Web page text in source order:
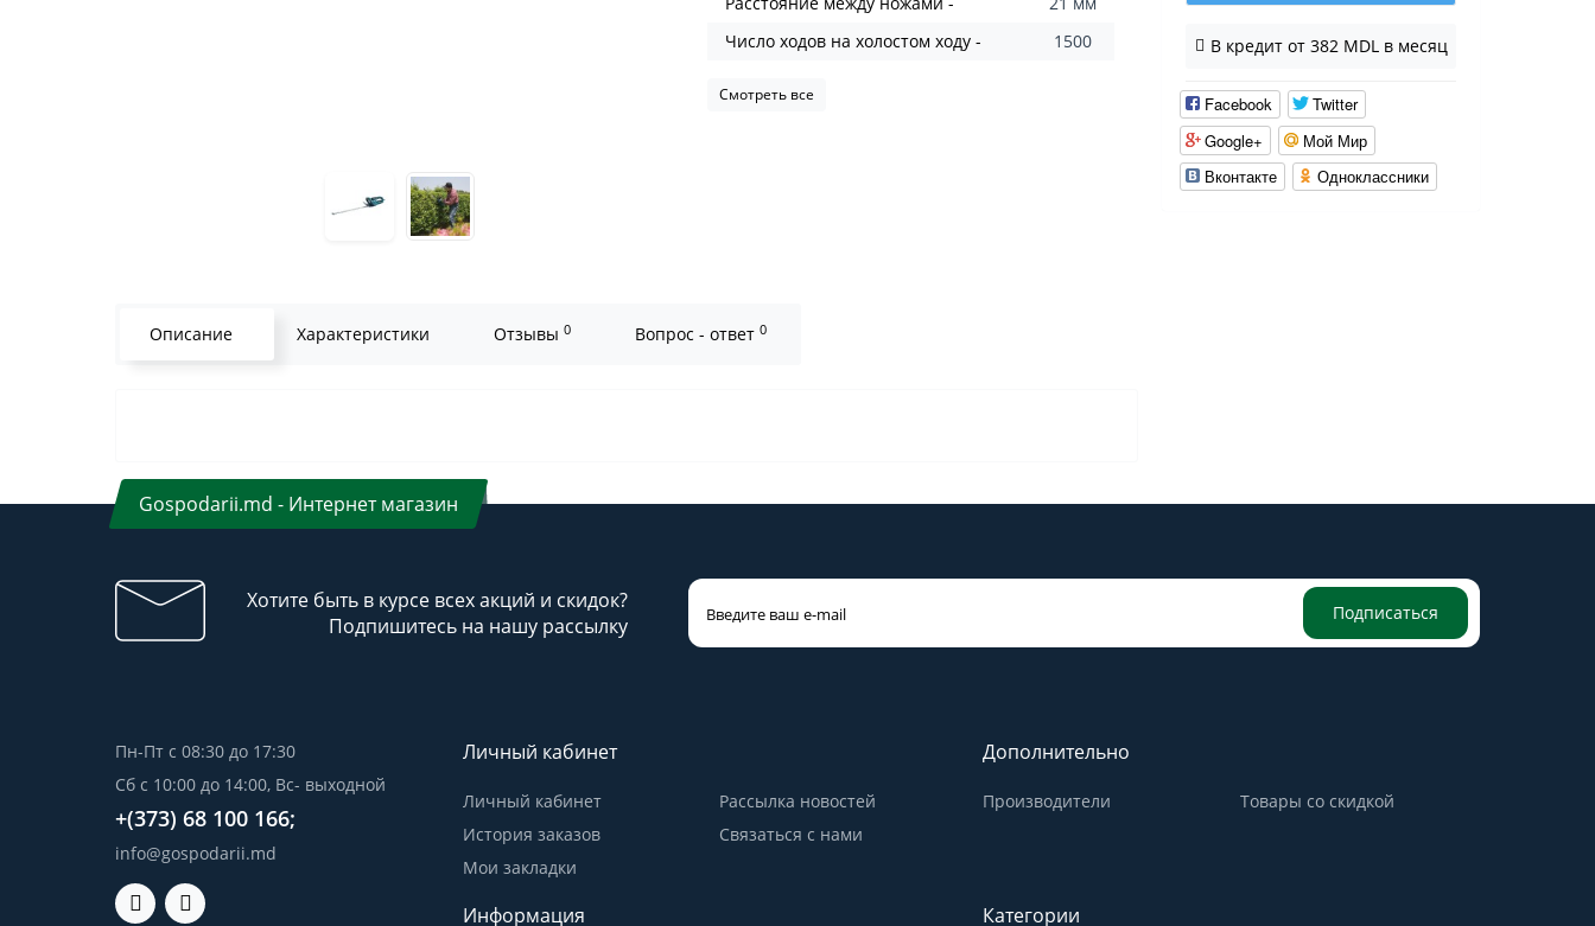
Число ходов на холостом ходу -
1500
Смотреть все
В кредит от 382 MDL в месяц
Facebook
Twitter
Google+
Мой Мир
Вконтакте
Одноклассники
Описание Характеристики Отзывы 0 Вопрос - ответ 0
Gospodarii.md - Интернет магазин
Хотите быть в курсе всех акций и скидок?
Подпишитесь на нашу рассылку
Подписаться
Пн-Пт с 08:30 до 17:30
Сб с 10:00 до 14:00, Вс- выходной
+(373) 68 100 166;
info@gospodarii.md
Личный кабинет
Личный кабинет
История заказов
Мои закладки
Рассылка новостей
Связаться с нами
Дополнительно
Производители Товары со скидкой
Информация Категории